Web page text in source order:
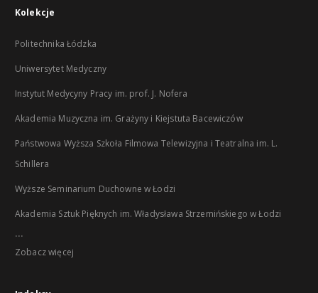
Kolekcje
Politechnika Łódzka
Uniwersytet Medyczny
Instytut Medycyny Pracy im. prof. J. Nofera
Akademia Muzyczna im. Grażyny i Kiejstuta Bacewiczów
Państwowa Wyższa Szkoła Filmowa Telewizyjna i Teatralna im. L.
Schillera
Wyższe Seminarium Duchowne w Łodzi
Akademia Sztuk Pięknych im. Władysława Strzemińskiego w Łodzi
...
Zobacz więcej